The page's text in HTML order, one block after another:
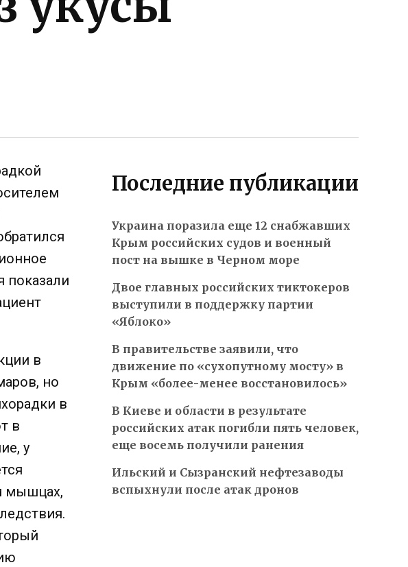
показали
в
но
в
в
у
мышцах,
Последние публикации
Украина поразила еще 12 снабжавших
Крым российских судов и военный
пост на вышке в Черном море
Двое главных российских тиктокеров
выступили в поддержку партии
«Яблоко»
В правительстве заявили, что
движение по «сухопутному мосту» в
Крым «более-менее восстановилось»
В Киеве и области в результате
российских атак погибли пять человек,
еще восемь получили ранения
Ильский и Сызранский нефтезаводы
вспыхнули после атак дронов